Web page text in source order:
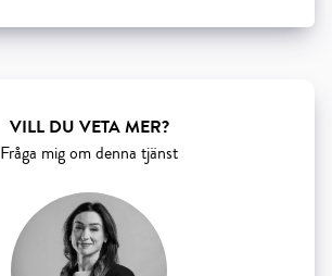
VILL DU VETA MER?
Fråga mig om denna tjänst